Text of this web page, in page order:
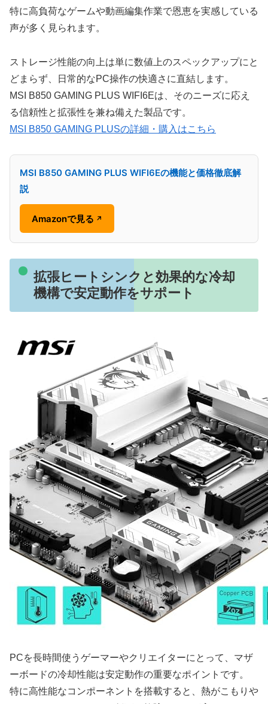
特に高負荷なゲームや動画編集作業で恩恵を実感している
声が多く見られます。
ストレージ性能の向上は単に数値上のスペックアップにと
どまらず、日常的なPC操作の快適さに直結します。
MSI B850 GAMING PLUS WIFI6Eは、そのニーズに応え
る信頼性と拡張性を兼ね備えた製品です。
MSI B850 GAMING PLUSの詳細・購入はこちら
MSI B850 GAMING PLUS WIFI6Eの機能と価格徹底解
説
Amazonで見る ↗
拡張ヒートシンクと効果的な冷却
機構で安定動作をサポート
PCを長時間使うゲーマーやクリエイターにとって、マザ
ーボードの冷却性能は安定動作の重要なポイントです。
特に高性能なコンポーネントを搭載すると、熱がこもりや